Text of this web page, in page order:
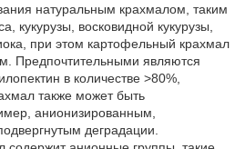
натуральным крахмалом, таким
кукурузы, восковидной кукурузы,
при этом картофельный крахмал
Предпочтительными являются
в количестве >80%,
также может быть
анионизированным,
деградации.